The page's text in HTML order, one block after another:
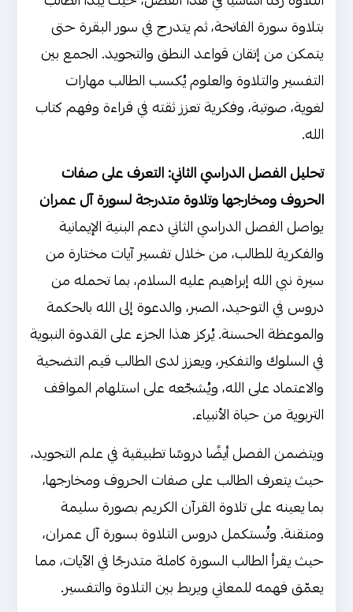
بتلاوة سورة الفاتحة، ثم يتدرج في سور البقرة حتى
يتمكن من إتقان قواعد النطق والتجويد. الجمع بين
التفسير والتلاوة والعلوم يُكسب الطالب مهارات
لغوية، صوتية، وفكرية تعزز ثقته في قراءة وفهم كتاب
الله.
تحليل الفصل الدراسي الثاني: التعرف على صفات
الحروف ومخارجها وتلاوة متدرجة لسورة آل عمران
يواصل الفصل الدراسي الثاني دعم البنية الإيمانية
والفكرية للطالب، من خلال تفسير آيات مختارة من
سيرة نبي الله إبراهيم عليه السلام، بما تحمله من
دروس في التوحيد، الصبر، والدعوة إلى الله بالحكمة
والموعظة الحسنة. يُركز هذا الجزء على القدوة النبوية
في السلوك والتفكير، ويعزز لدى الطالب قيم التضحية
والاعتماد على الله، ويُشجّعه على استلهام المواقف
التربوية من حياة الأنبياء.
ويتضمن الفصل أيضًا دروسًا تطبيقية في علم التجويد،
حيث يتعرف الطالب على صفات الحروف ومخارجها،
بما يعينه على تلاوة القرآن الكريم بصورة سليمة
ومتقنة. وتُستكمل دروس التلاوة بسورة آل عمران،
حيث يقرأ الطالب السورة كاملة متدرجًا في الآيات، مما
يعمّق فهمه للمعاني ويربط بين التلاوة والتفسير.